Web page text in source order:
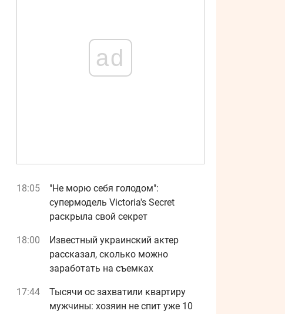
ad
18:05
"Не морю себя голодом":
супермодель Victoria's Secret
раскрыла свой секрет
18:00
Известный украинский актер
рассказал, сколько можно
заработать на съемках
17:44
Тысячи ос захватили квартиру
мужчины: хозяин не спит уже 10